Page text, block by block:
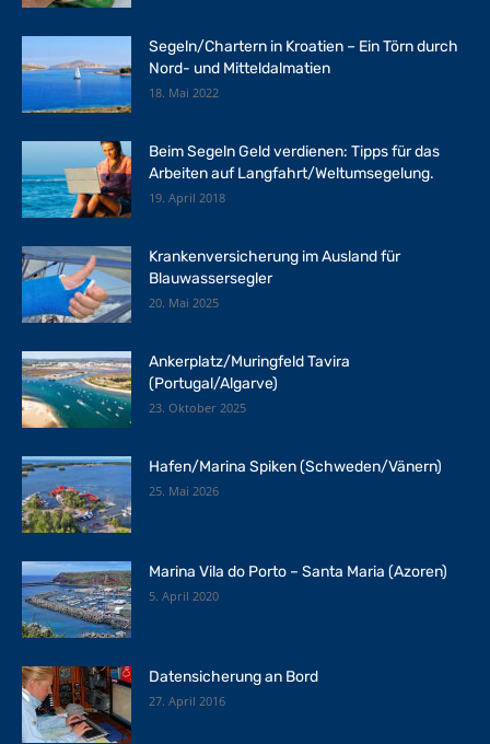
Segeln/Chartern in Kroatien – Ein Törn durch
Nord- und Mitteldalmatien
18. Mai 2022
Beim Segeln Geld verdienen: Tipps für das
Arbeiten auf Langfahrt/Weltumsegelung.
19. April 2018
Krankenversicherung im Ausland für
Blauwassersegler
20. Mai 2025
Ankerplatz/Muringfeld Tavira
(Portugal/Algarve)
23. Oktober 2025
Hafen/Marina Spiken (Schweden/Vänern)
25. Mai 2026
Marina Vila do Porto – Santa Maria (Azoren)
5. April 2020
Datensicherung an Bord
27. April 2016